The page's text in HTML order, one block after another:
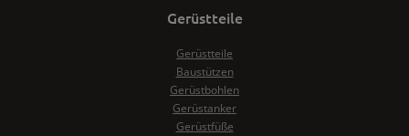
Gerüstteile
Gerüstteile
Baustützen
Gerüstbohlen
Gerüstanker
Gerüstfüße